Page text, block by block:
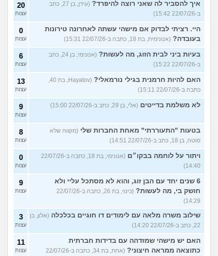
איך להסביר לה שאני רוצה להיפרד?
(עידן, בן 27, כתב
ב-22/07/26 15:42)
20
עצות
היי. רציתי לבדוק אם מישהי עשתה לאחרונה טירונות
בעובדה? (אנונימית, בת 18, כתבה ב-22/07/26 15:31)
0
עצות
בעיות ביני לבית הזוג, מה לעשות?
(אנונימי, בן 24, כתב
ב-22/07/26 15:22)
6
עצות
האם להיות חרמנית בגילי נורמאלי?
כתבה ב-22/07/26 15:11)
13
עצות
לא משלמת בדייטים (אלי, בן 29, כתב ב-22/07/26 15:00) 9
עצות
בטעות "התעוררתי" מאחת החברות שלי (מקווה שלא
סוטה, בן 18, כתב ב-22/07/26 14:51)
8
עצות
ויתור על לוחמה בבקו״ם
(אנונימי, בת 18, כתבה ב-22/07/26
14:40)
0
עצות
6 שנים יחד עם הבן זוג, והוא לא מסתכל עליי ולא
חושק בי, מה לעשות?
(כינוי, בת 26, כתבה ב-22/07/26
14:29)
9
עצות
שילוב משרה מלאה עם לימודים דו חוגיים בכלכלה (אלון, בן
22, כתב ב-22/07/26 14:20)
3
עצות
האם יש מישהי שמזדהה עם בדידות חברתית
כתוצאה ממראה חיצוני?
(אחת, בת 34, כתבה ב-22/07/26
11
עצות